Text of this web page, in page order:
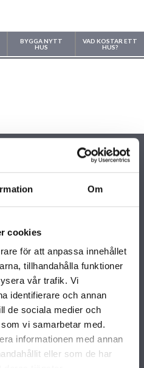
Om
cookies
för att anpassa innehållet
tillhandahålla funktioner
vår trafik. Vi
identifierare och annan
de sociala medier och
vi samarbetar med.
informationen med annan
eller som de har
BYGGA NYTT
HUS
VAD KOSTAR ETT
HUS?
ditt hus?